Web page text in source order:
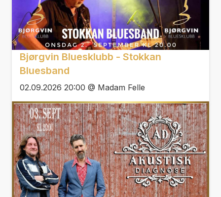
Bjørgvin Bluesklubb - Stokkan
Bluesband
02.09.2026 20:00 @ Madam Felle